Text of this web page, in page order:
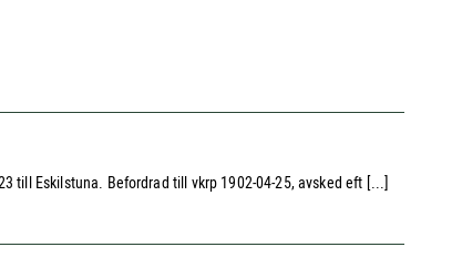
till Eskilstuna. Befordrad till vkrp 1902-04-25, avsked eft [...]